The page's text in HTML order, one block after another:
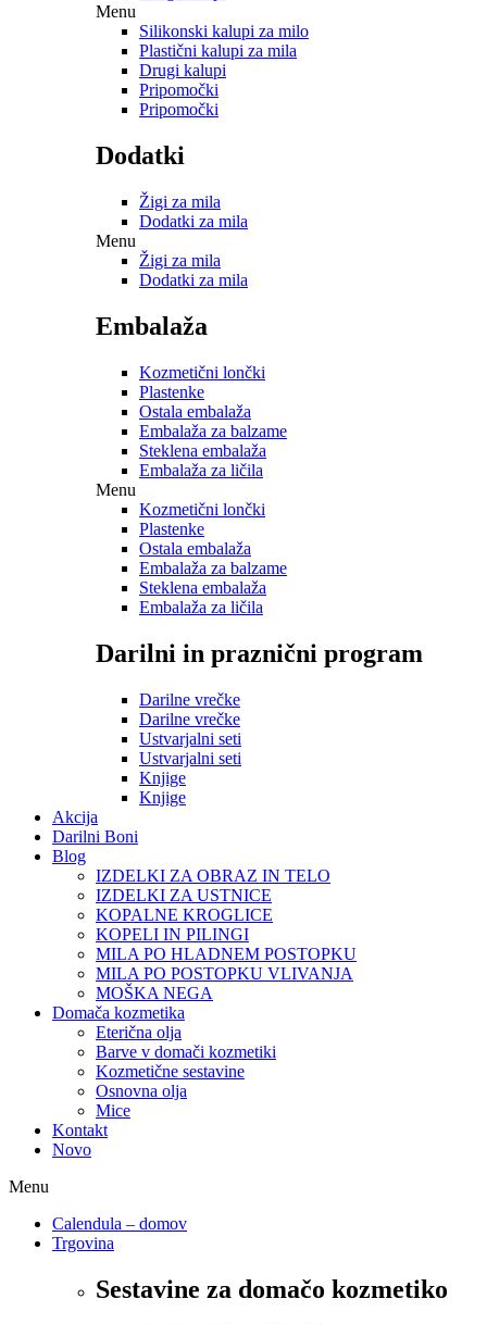
Menu
Silikonski kalupi za milo
Plastični kalupi za mila
Drugi kalupi
Pripomočki
Pripomočki
Dodatki
Žigi za mila
Dodatki za mila
Menu
Žigi za mila
Dodatki za mila
Embalaža
Kozmetični lončki
Plastenke
Ostala embalaža
Embalaža za balzame
Steklena embalaža
Embalaža za ličila
Menu
Kozmetični lončki
Plastenke
Ostala embalaža
Embalaža za balzame
Steklena embalaža
Embalaža za ličila
Darilni in praznični program
Darilne vrečke
Darilne vrečke
Ustvarjalni seti
Ustvarjalni seti
Knjige
Knjige
Akcija
Darilni Boni
Blog
IZDELKI ZA OBRAZ IN TELO
IZDELKI ZA USTNICE
KOPALNE KROGLICE
KOPELI IN PILINGI
MILA PO HLADNEM POSTOPKU
MILA PO POSTOPKU VLIVANJA
MOŠKA NEGA
Domača kozmetika
Eterična olja
Barve v domači kozmetiki
Kozmetične sestavine
Osnovna olja
Mice
Kontakt
Novo
Menu
Calendula – domov
Trgovina
Sestavine za domačo kozmetiko